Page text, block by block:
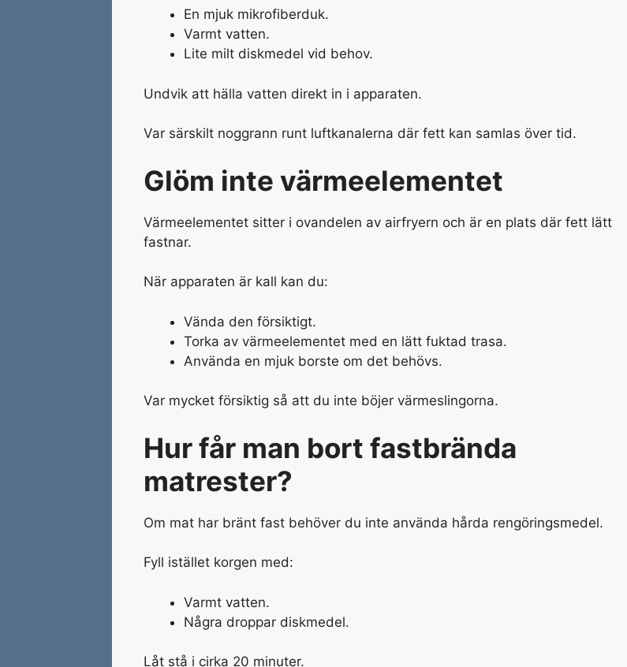
En mjuk mikrofiberduk.
Varmt vatten.
Lite milt diskmedel vid behov.
Undvik att hälla vatten direkt in i apparaten.
Var särskilt noggrann runt luftkanalerna där fett kan samlas över tid.
Glöm inte värmeelementet
Värmeelementet sitter i ovandelen av airfryern och är en plats där fett lätt
fastnar.
När apparaten är kall kan du:
Vända den försiktigt.
Torka av värmeelementet med en lätt fuktad trasa.
Använda en mjuk borste om det behövs.
Var mycket försiktig så att du inte böjer värmeslingorna.
Hur får man bort fastbrända
matrester?
Om mat har bränt fast behöver du inte använda hårda rengöringsmedel.
Fyll istället korgen med:
Varmt vatten.
Några droppar diskmedel.
Låt stå i cirka 20 minuter.